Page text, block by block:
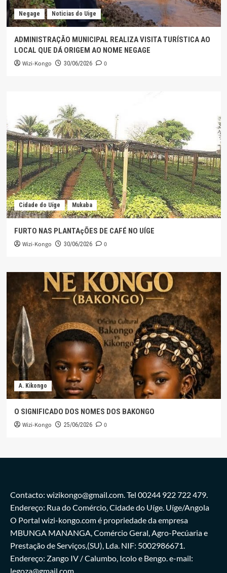
Negage Noticias do Uige
ADMINISTRAÇÃO MUNICIPAL REALIZA VISITA TURÍSTICA AO
LOCAL QUE DÁ ORIGEM AO NOME NEGAGE
Wizi-Kongo 30/06/2026 0
Cidade do Uíge Mukaba
FURTO NAS PLANTAçÕES DE CAFÉ NO UÍGE
Wizi-Kongo 30/06/2026 0
A. Kikongo
O SIGNIFICADO DOS NOMES DOS BAKONGO
Wizi-Kongo 25/06/2026 0
Contacto: wizikongo@gmail.com. Tel 00244 922 722 479.
Endereço: Rua do Comércio, Cidade do Uíge. Uíge/Angola
O Portal wizi-kongo.com é propriedade da empresa
MBUNGA MANANGA, Comércio Geral, Agro-Pecúaria e
Prestação de Serviços,(SU), Lda. NIF: 5002986671.
Endereço: Zango IV / Calumbo, Icolo e Bengo. e-mail:
legoza@gmail.com